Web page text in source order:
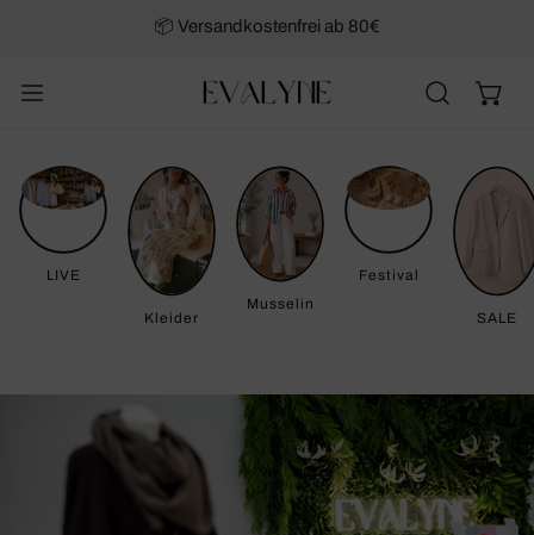
📦 Versandkostenfrei ab 80€
LIVE
Kleider
Musselin
Festival
SALE